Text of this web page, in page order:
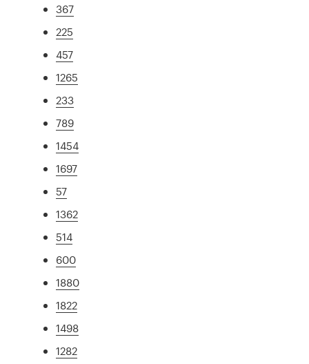
367
225
457
1265
233
789
1454
1697
57
1362
514
600
1880
1822
1498
1282